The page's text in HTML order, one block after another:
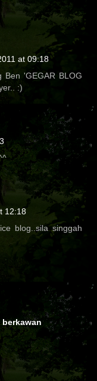
at 09:18
Ben 'GEGAR BLOG
:)
12:18
blog..sila singgah